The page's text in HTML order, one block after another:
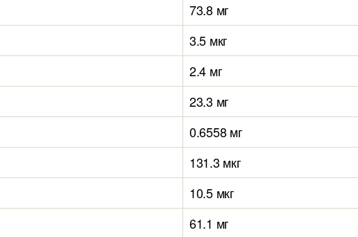
73.8 мг
3.5 мкг
2.4 мг
23.3 мг
0.6558 мг
131.3 мкг
10.5 мкг
61.1 мг